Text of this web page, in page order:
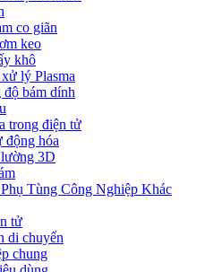
co giãn
keo
khô
lý Plasma
độ bám dính
trong điện tử
động hóa
3D
Tùng Công Nghiệp Khác
tử
di chuyển
chung